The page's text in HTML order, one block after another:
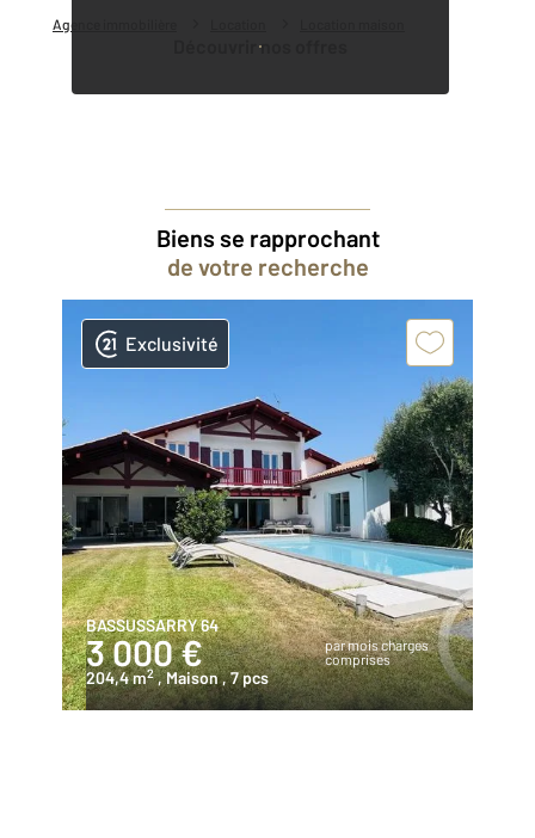
Agence immobilière
Découvrir nos offres
Biens se rapprochant
de votre recherche
Exclusivité
BASSUSSARRY 64
3 000 €
par mois charges
comprises
204,4 m2 , Maison, 7 pcs